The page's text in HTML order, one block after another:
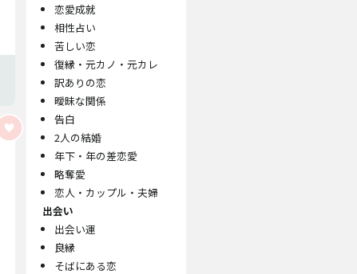
恋愛成就
相性占い
苦しい恋
復縁・元カノ・元カレ
訳ありの恋
曖昧な関係
告白
2人の結婚
年下・年の差恋愛
略奪愛
恋人・カップル・夫婦
出会い
出会い運
良縁
そばにある恋